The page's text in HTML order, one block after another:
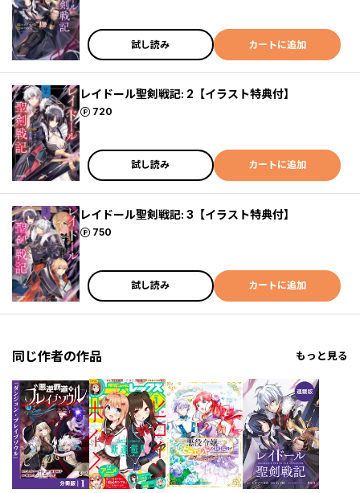
試し読み カートに追加
レイドール聖剣戦記: 2【イラスト特典付】
720
ポイント
試し読み カートに追加
レイドール聖剣戦記: 3【イラスト特典付】
750
ポイント
試し読み カートに追加
同じ作者の作品 もっと見る